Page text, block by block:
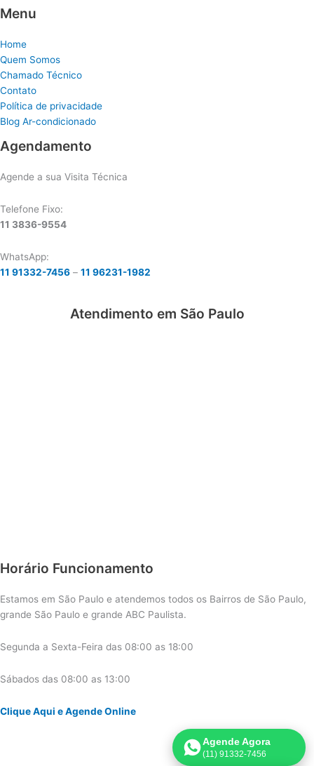
Menu
Home
Quem Somos
Chamado Técnico
Contato
Política de privacidade
Blog Ar-condicionado
Agendamento
Agende a sua Visita Técnica
Telefone Fixo:
11 3836-9554
WhatsApp:
11 91332-7456 – 11 96231-1982
Atendimento em São Paulo
Horário Funcionamento
Estamos em São Paulo e atendemos todos os Bairros de São Paulo,
grande São Paulo e grande ABC Paulista.
Segunda a Sexta-Feira das 08:00 as 18:00
Sábados das 08:00 as 13:00
Clique Aqui e Agende Online
Agende Agora
(11) 91332-7456